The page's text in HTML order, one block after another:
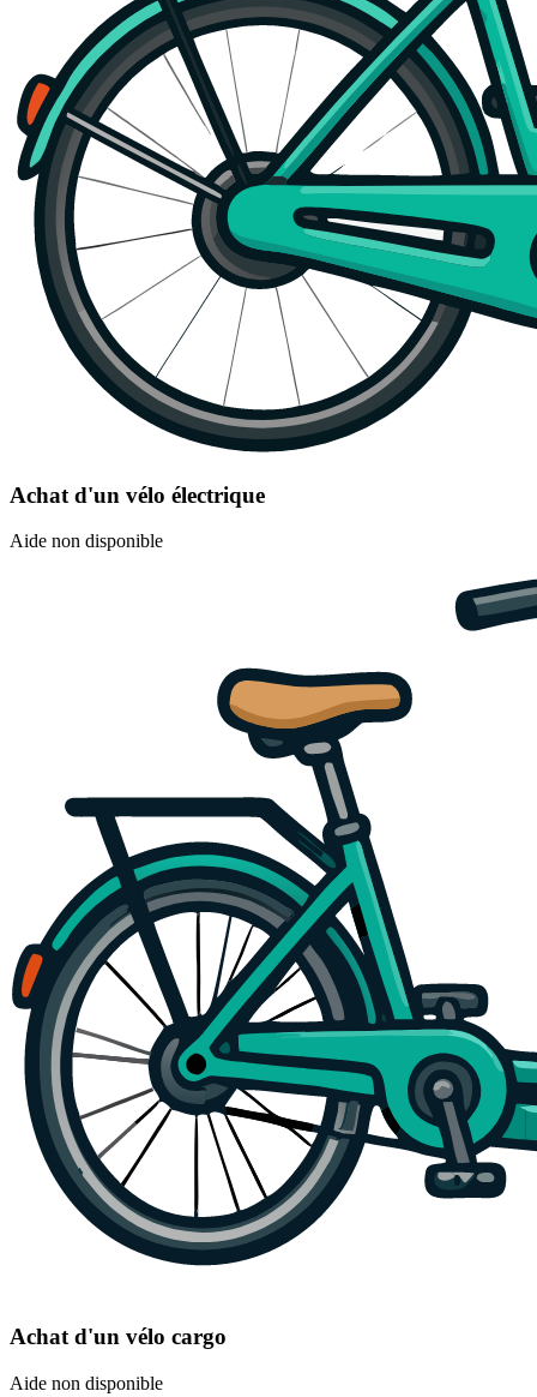
Achat d'un vélo électrique
Aide non disponible
Achat d'un vélo cargo
Aide non disponible